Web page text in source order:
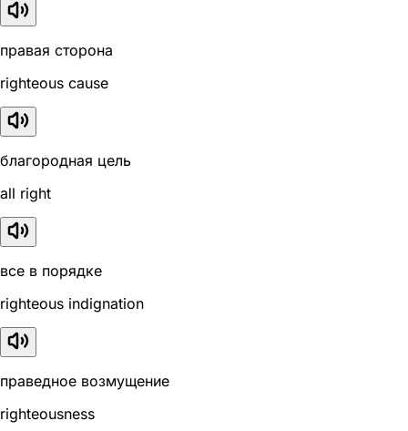
правая сторона
righteous cause
благородная цель
all right
все в порядке
righteous indignation
праведное возмущение
righteousness